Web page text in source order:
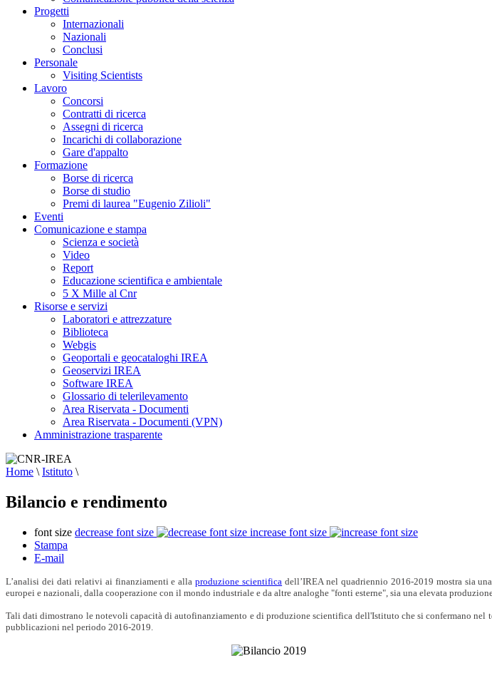
Progetti
Internazionali
Nazionali
Conclusi
Personale
Visiting Scientists
Lavoro
Concorsi
Contratti di ricerca
Assegni di ricerca
Incarichi di collaborazione
Gare d'appalto
Formazione
Borse di ricerca
Borse di studio
Premi di laurea "Eugenio Zilioli"
Eventi
Comunicazione e stampa
Scienza e società
Video
Report
Educazione scientifica e ambientale
5 X Mille al Cnr
Risorse e servizi
Laboratori e attrezzature
Biblioteca
Webgis
Geoportali e geocataloghi IREA
Geoservizi IREA
Software IREA
Glossario di telerilevamento
Area Riservata - Documenti
Area Riservata - Documenti (VPN)
Amministrazione trasparente
Home \ Istituto \
Bilancio e rendimento
font size decrease font size
increase font size
Stampa
E-mail
L’analisi dei dati relativi ai finanziamenti e alla produzione scientifica dell’IREA nel quadriennio 2016-2019 mostra sia
europei e nazionali, dalla cooperazione con il mondo industriale e da altre analoghe "fonti esterne", sia una elevata
Tali dati dimostrano le notevoli capacità di autofinanziamento e di produzione scientifica dell'Istituto che si confermano
pubblicazioni nel periodo 2016-2019.